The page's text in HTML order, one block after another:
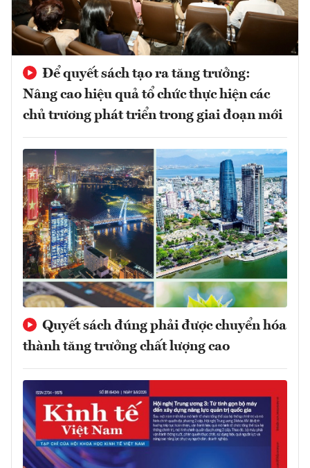
Để quyết sách tạo ra tăng trưởng:
Nâng cao hiệu quả tổ chức thực hiện các
chủ trương phát triển trong giai đoạn mới
Quyết sách đúng phải được chuyển hóa
thành tăng trưởng chất lượng cao